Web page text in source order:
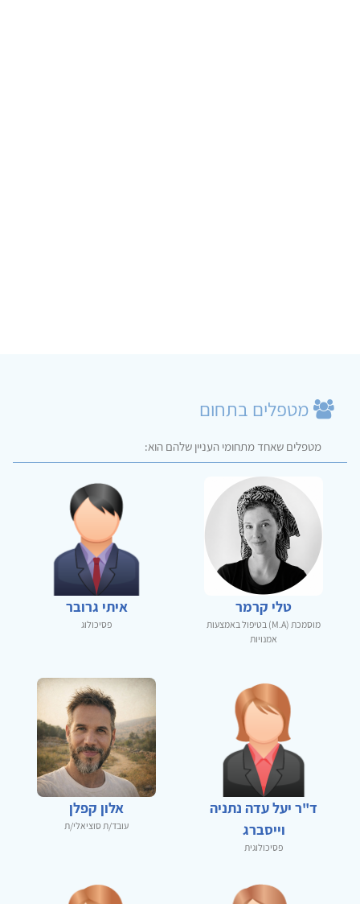
מטפלים בתחום
מטפלים שאחד מתחומי העניין שלהם הוא:
טלי קרמר
מוסמכת (M.A) בטיפול באמצעות
איתי גרובר
ד"ר יעל עדה נתניה
וייסברג
אלון קפלן
עובד/ת סוציאלי/ת